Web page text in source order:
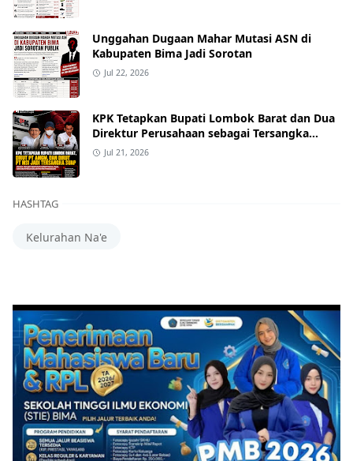
Unggahan Dugaan Mahar Mutasi ASN di
Kabupaten Bima Jadi Sorotan
Jul 22, 2026
KPK Tetapkan Bupati Lombok Barat dan Dua
Direktur Perusahaan sebagai Tersangka
Dugaan Suap Proyek
Jul 21, 2026
HASHTAG
Kelurahan Na'e